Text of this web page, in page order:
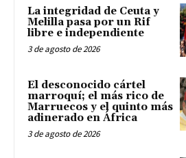
La integridad de Ceuta y
Melilla pasa por un Rif
libre e independiente
3 de agosto de 2026
El desconocido cártel
marroquí; el más rico de
Marruecos y el quinto más
adinerado en África
3 de agosto de 2026